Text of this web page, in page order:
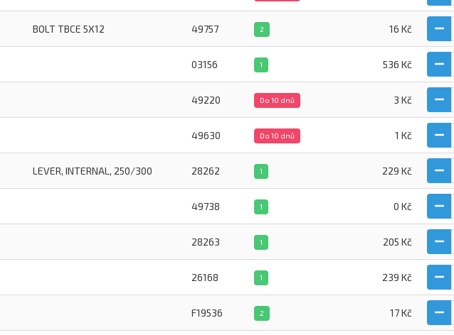
BOLT TBCE 5X12 49757 2 16 Kč
03156 1 536 Kč
49220 Do 10 dnů 3 Kč
49630 Do 10 dnů 1 Kč
LEVER, INTERNAL, 250/300 28262 1 229 Kč
49738 1 0 Kč
28263 1 205 Kč
26168 1 239 Kč
F19536 2 17 Kč